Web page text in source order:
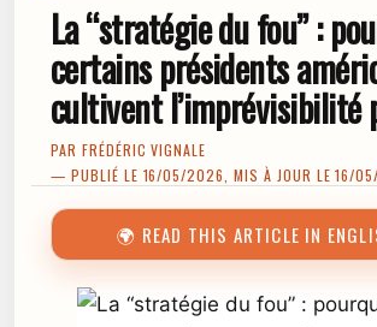
La “stratégie du fou” :
certains présidents
cultivent l’imprévisibilité
PAR FRÉDÉRIC VIGNALE
— PUBLIÉ LE 16/05/2026, MIS À JOUR LE 16/
🌍 READ THIS ARTICLE IN